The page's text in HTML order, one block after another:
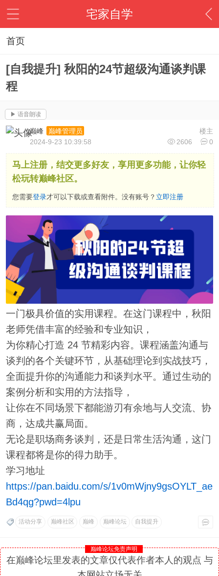
宅家自学
首页
[自我提升] 秋阳的24节超级沟通谈判课
程
▶ 语音朗读
楼主
巅峰
巅峰管理员
2606
0
2024-9-23 10:39:58
马上注册，结交更多好友，享用更多功能，让你轻
松玩转巅峰社区。
您需要登录才可以下载或查看附件。没有账号？ 立即注册
一门极具价值的实用课程。在这门课程中，秋阳
老师凭借丰富的经验和专业知识，
为你精心打造 24 节精彩内容。课程涵盖沟通与
谈判的各个关键环节，从基础理论到实战技巧，
全面提升你的沟通能力和谈判水平。通过生动的
案例分析和实用的方法指导，
让你在不同场景下都能游刃有余地与人交流、协
商，达成共赢局面。
无论是职场商务谈判，还是日常生活沟通，这门
课程都将是你的得力助手。
学习地址
https://pan.baidu.com/s/1v0mWjny9gsOYLT_ae
Bd4qg?pwd=4lpu
活动分享 巅峰社区 巅峰 巅峰论坛 自我提升
巅峰论坛免责声明
在巅峰论坛里发表的文章仅代表作者本人的观点 与